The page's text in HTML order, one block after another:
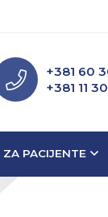
+381 60
+381 11
ZA PACIJENTE